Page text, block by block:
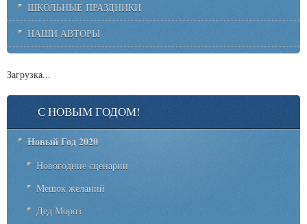
ШКОЛЬНЫЕ ПРАЗДНИКИ
НАШИ АВТОРЫ
Загрузка...
С НОВЫМ ГОДОМ!
Новый Год 2020
Новогодние сценарии
Мешок желаний
Дед Мороз